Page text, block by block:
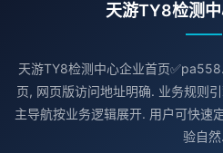
天游TY8检测
天游TY8检测中心企业首页
页, 网页版访问地址明确. 业务规则
主导航按业务逻辑展开. 用户可快速
验自然.